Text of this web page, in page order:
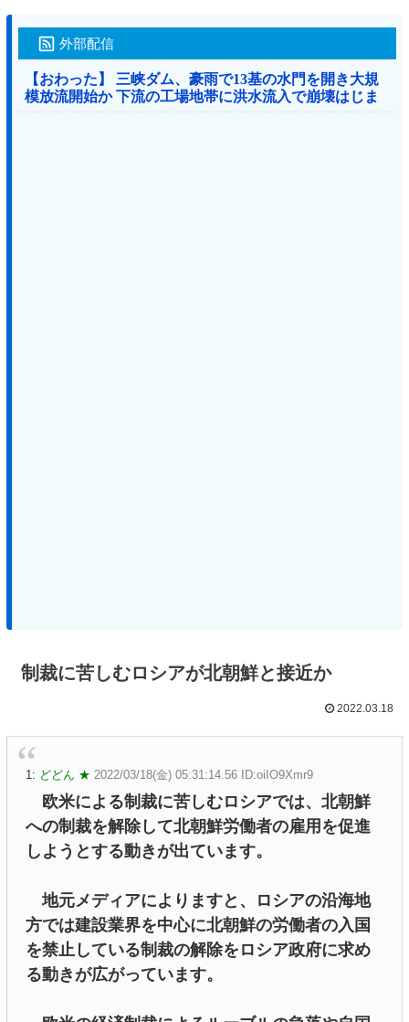
外部配信
【おわった】 三峡ダム、豪雨で13基の水門を開き大規
模放流開始か 下流の工場地帯に洪水流入で崩壊はじま
る
制裁に苦しむロシアが北朝鮮と接近か
2022.03.18
1: どどん ★ 2022/03/18(金) 05:31:14.56 ID:oiIO9Xmr9
欧米による制裁に苦しむロシアでは、北朝鮮
への制裁を解除して北朝鮮労働者の雇用を促進
しようとする動きが出ています。
地元メディアによりますと、ロシアの沿海地
方では建設業界を中心に北朝鮮の労働者の入国
を禁止している制裁の解除をロシア政府に求め
る動きが広がっています。